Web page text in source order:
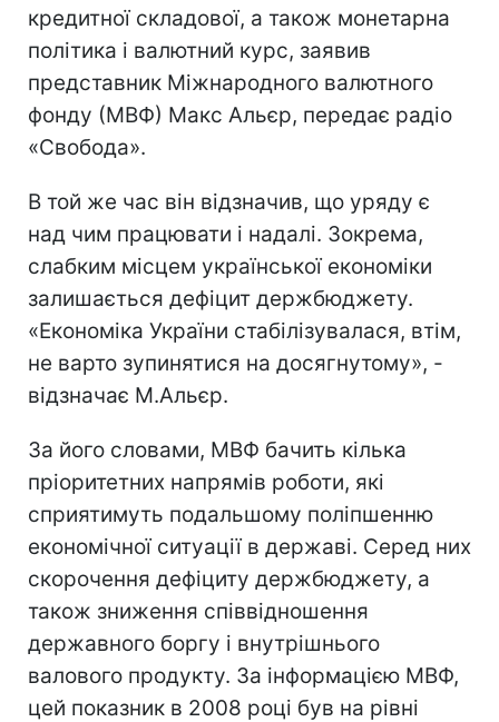
кредитної складової, а також монетарна
політика і валютний курс, заявив
представник Міжнародного валютного
фонду (МВФ) Макс Альєр, передає радіо
«Свобода».
В той же час він відзначив, що уряду є
над чим працювати і надалі. Зокрема,
слабким місцем української економіки
залишається дефіцит держбюджету.
«Економіка України стабілізувалася, втім,
не варто зупинятися на досягнутому», -
відзначає М.Альєр.
За його словами, МВФ бачить кілька
пріоритетних напрямів роботи, які
сприятимуть подальшому поліпшенню
економічної ситуації в державі. Серед них
скорочення дефіциту держбюджету, а
також зниження співвідношення
державного боргу і внутрішнього
валового продукту. За інформацією МВФ,
цей показник в 2008 році був на рівні